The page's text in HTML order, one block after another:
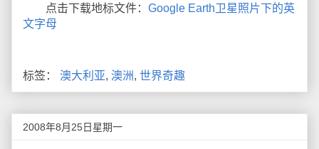
点击下载地标文件： Google Earth卫星照片下的英
文字母
标签： 澳大利亚, 澳洲, 世界奇趣
2008年8月25日星期一